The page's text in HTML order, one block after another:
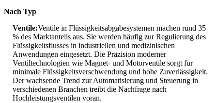
Nach Typ
Ventile:Ventile in Flüssigkeitsabgabesystemen machen rund 35
% des Marktanteils aus. Sie werden häufig zur Regulierung des
Flüssigkeitsflusses in industriellen und medizinischen
Anwendungen eingesetzt. Die Präzision moderner
Ventiltechnologien wie Magnet- und Motorventile sorgt für
minimale Flüssigkeitsverschwendung und hohe Zuverlässigkeit.
Der wachsende Trend zur Automatisierung und Steuerung in
verschiedenen Branchen treibt die Nachfrage nach
Hochleistungsventilen voran.